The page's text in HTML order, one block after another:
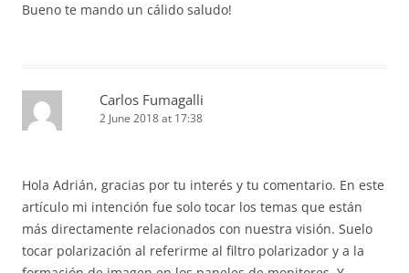
Bueno te mando un cálido saludo!
Carlos Fumagalli
2 June 2018 at 17:38
Hola Adrián, gracias por tu interés y tu comentario. En este
artículo mi intención fue solo tocar los temas que están
más directamente relacionados con nuestra visión. Suelo
tocar polarización al referirme al filtro polarizador y a la